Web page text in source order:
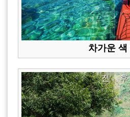
차가운 색
후
전